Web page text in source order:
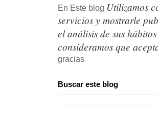
En Este blog Utilizamos
servicios y mostrarle
el análisis de sus
consideramos que
gracias
Buscar este blog